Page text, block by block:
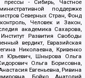
прессы - Сибирь, Частное
поддержке
Северных Стран, Фонд
Человек и Закон,
академика Сахарова,
Развития Свободы
вердикт, Евразийская
Николаевна, Кривенко
Юрьевич, Шнырова Ольга
Ольга Борисовна,
Евгеньевна, Ривина
Бойко Анатолий